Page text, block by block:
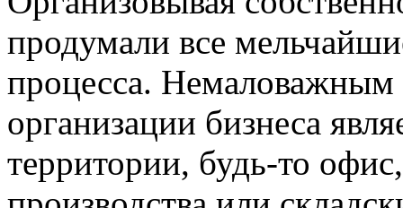
продумали все
процесса.
организации бизнеса
территории, будь-то